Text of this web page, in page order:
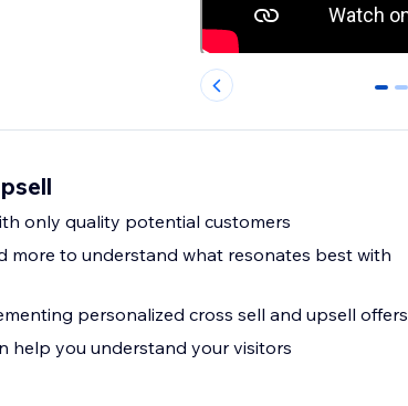
0 1
only quality potential customers
more to understand what resonates best with
personalized cross sell and upsell offers
help you understand your visitors